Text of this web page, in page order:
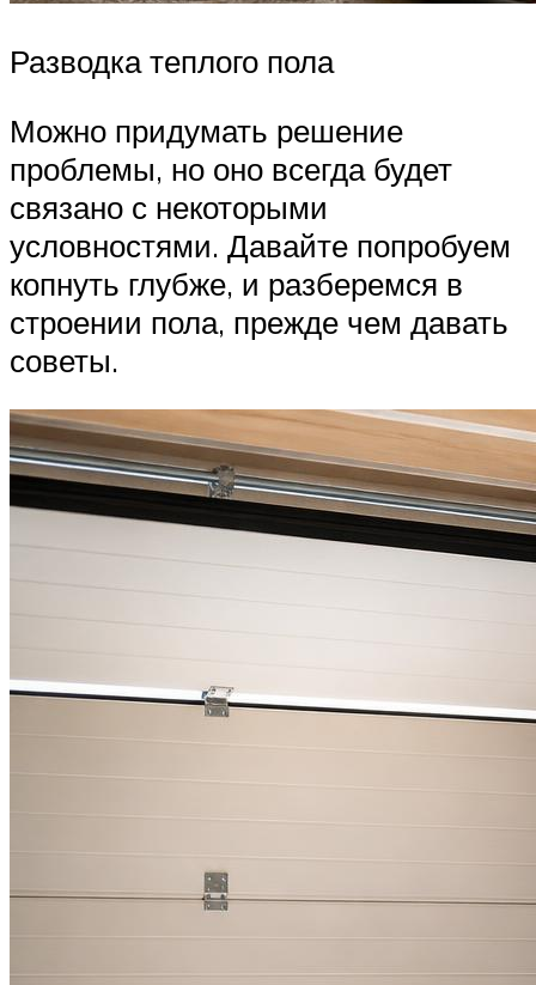
Разводка теплого пола
Можно придумать решение
проблемы, но оно всегда будет
связано с некоторыми
условностями. Давайте попробуем
копнуть глубже, и разберемся в
строении пола, прежде чем давать
советы.